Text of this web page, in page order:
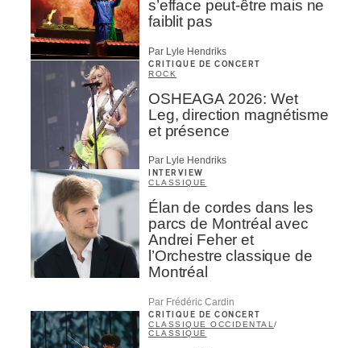
s’efface peut-être mais ne
faiblit pas
Par Lyle Hendriks
CRITIQUE DE CONCERT
ROCK
OSHEAGA 2026: Wet
Leg, direction magnétisme
et présence
Par Lyle Hendriks
INTERVIEW
CLASSIQUE
Élan de cordes dans les
parcs de Montréal avec
Andrei Feher et
l’Orchestre classique de
Montréal
Par Frédéric Cardin
CRITIQUE DE CONCERT
CLASSIQUE OCCIDENTAL /
CLASSIQUE